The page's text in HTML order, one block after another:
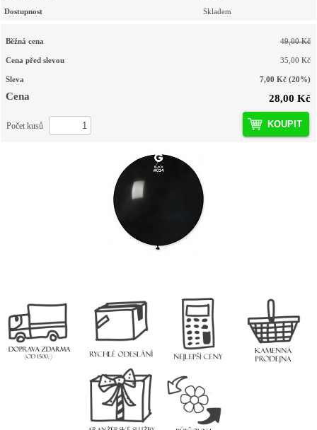
Dostupnost Skladem
Běžná cena 49,00 Kč
Cena před slevou 35,00 Kč
Sleva 7,00 Kč (20%)
Cena 28,00 Kč
KOUPIT
Počet kusů